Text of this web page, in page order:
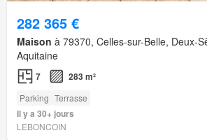
282 365 €
Maison à 79370, Celles-sur-Belle, Deux-
Aquitaine
7 283 m²
Parking Terrasse
Il y a 30+ jours
LEBONCOIN